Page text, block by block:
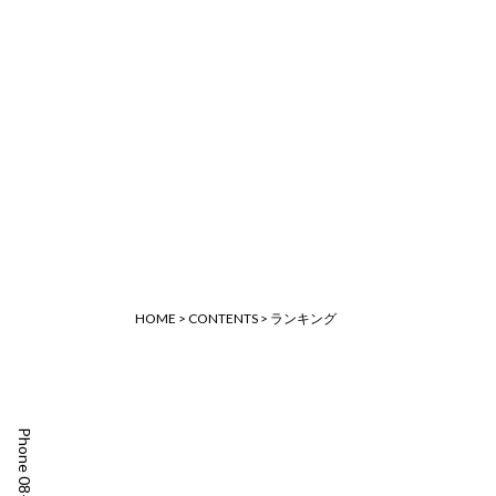
HOME > CONTENTS > ランキング